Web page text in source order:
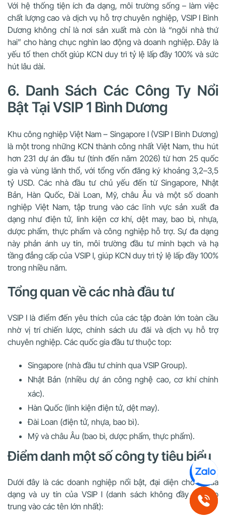
Với hệ thống tiện ích đa dạng, môi trường sống – làm việc
chất lượng cao và dịch vụ hỗ trợ chuyên nghiệp, VSIP I Bình
Dương không chỉ là nơi sản xuất mà còn là “ngôi nhà thứ
hai” cho hàng chục nghìn lao động và doanh nghiệp. Đây là
yếu tố then chốt giúp KCN duy trì tỷ lệ lấp đầy 100% và sức
hút lâu dài.
6. Danh Sách Các Công Ty Nổi
Bật Tại VSIP 1 Bình Dương
Khu công nghiệp Việt Nam – Singapore I (VSIP I Bình Dương)
là một trong những KCN thành công nhất Việt Nam, thu hút
hơn 231 dự án đầu tư (tính đến năm 2026) từ hơn 25 quốc
gia và vùng lãnh thổ, với tổng vốn đăng ký khoảng 3,2–3,5
tỷ USD. Các nhà đầu tư chủ yếu đến từ Singapore, Nhật
Bản, Hàn Quốc, Đài Loan, Mỹ, châu Âu và một số doanh
nghiệp Việt Nam, tập trung vào các lĩnh vực sản xuất đa
dạng như điện tử, linh kiện cơ khí, dệt may, bao bì, nhựa,
dược phẩm, thực phẩm và công nghiệp hỗ trợ. Sự đa dạng
này phản ánh uy tín, môi trường đầu tư minh bạch và hạ
tầng đẳng cấp của VSIP I, giúp KCN duy trì tỷ lệ lấp đầy 100%
trong nhiều năm.
Tổng quan về các nhà đầu tư
VSIP I là điểm đến yêu thích của các tập đoàn lớn toàn cầu
nhờ vị trí chiến lược, chính sách ưu đãi và dịch vụ hỗ trợ
chuyên nghiệp. Các quốc gia đầu tư thuộc top:
Singapore (nhà đầu tư chính qua VSIP Group).
Nhật Bản (nhiều dự án công nghệ cao, cơ khí chính
xác).
Hàn Quốc (linh kiện điện tử, dệt may).
Đài Loan (điện tử, nhựa, bao bì).
Mỹ và châu Âu (bao bì, dược phẩm, thực phẩm).
Điểm danh một số công ty tiêu biểu
Dưới đây là các doanh nghiệp nổi bật, đại diện cho sự đa
dạng và uy tín của VSIP I (danh sách không đầy đủ, tập
trung vào các tên lớn nhất):